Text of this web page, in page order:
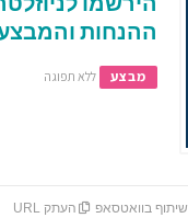
ההנחות
מבצע ללא תפוגה
שיתוף בוואטסאפ העתק URL